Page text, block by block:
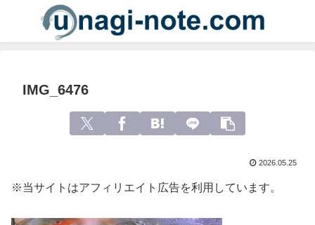
IMG_6476
2026.05.25
※当サイトはアフィリエイト広告を利用しています。